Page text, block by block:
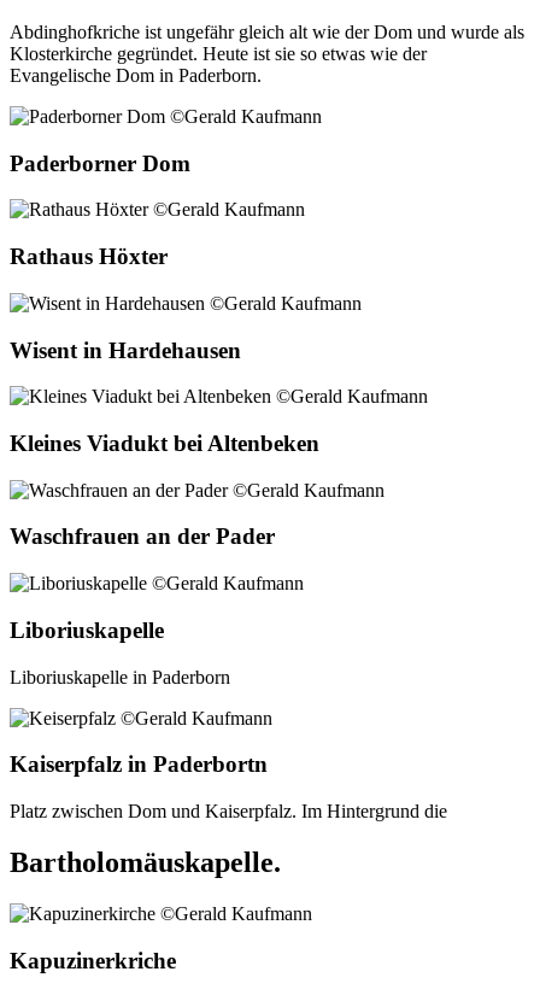
Abdinghofkriche ist ungefähr gleich alt wie der Dom und wurde als
Klosterkirche gegründet. Heute ist sie so etwas wie der
Evangelische Dom in Paderborn.
Paderborner Dom
Rathaus Höxter
Wisent in Hardehausen
Kleines Viadukt bei Altenbeken
Waschfrauen an der Pader
Liboriuskapelle
Liboriuskapelle in Paderborn
Kaiserpfalz in Paderbortn
Platz zwischen Dom und Kaiserpfalz. Im Hintergrund die
Bartholomäuskapelle.
Kapuzinerkriche